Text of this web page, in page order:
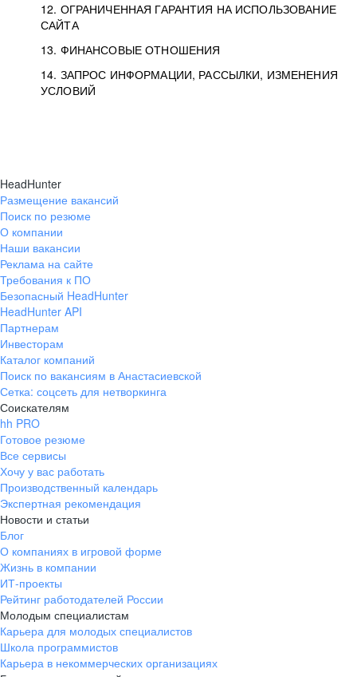
12. ОГРАНИЧЕННАЯ ГАРАНТИЯ НА ИСПОЛЬЗОВАНИЕ
САЙТА
13. ФИНАНСОВЫЕ ОТНОШЕНИЯ
14. ЗАПРОС ИНФОРМАЦИИ, РАССЫЛКИ, ИЗМЕНЕНИЯ
УСЛОВИЙ
HeadHunter
Размещение вакансий
Поиск по резюме
О компании
Наши вакансии
Реклама на сайте
Требования к ПО
Безопасный HeadHunter
HeadHunter API
Партнерам
Инвесторам
Каталог компаний
Поиск по вакансиям в Анастасиевской
Сетка: соцсеть для нетворкинга
Соискателям
hh PRO
Готовое резюме
Все сервисы
Хочу у вас работать
Производственный календарь
Экспертная рекомендация
Новости и статьи
Блог
О компаниях в игровой форме
Жизнь в компании
ИТ-проекты
Рейтинг работодателей России
Молодым специалистам
Карьера для молодых специалистов
Школа программистов
Карьера в некоммерческих организациях